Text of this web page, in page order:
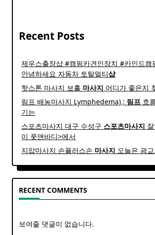
Recent Posts
제우스출장샵 #캠핑카견인장치 #카인드캠
안녕하세요 자동차 토탈멀티샵
핫스톤 마사지 보홀 마사지 어디가 좋은지
림프 배농마사지 Lymphedema) ; 림프 흐
기는
스포츠마사지 대구 수성구 스포츠마사지
이 풋앤바디>에서
지압마사지 손플러스손 마사지 오늘은 광
RECENT COMMENTS
보여줄 댓글이 없습니다.